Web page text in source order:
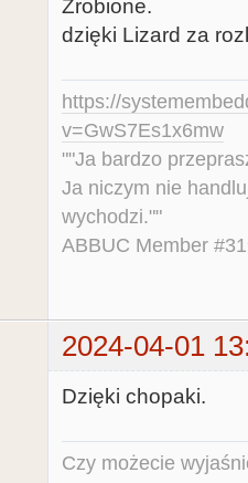
Zrobione.
dzięki Lizard za
https://
v=GwS7Es1x6mw
""Ja bardzo
Ja niczym nie
wychodzi.""
ABBUC Member
2024-04-01
Dzięki chopaki.
Czy możecie